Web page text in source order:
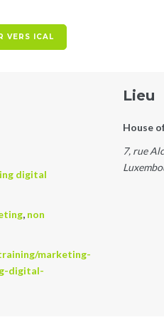
VERS ICAL
digital
, non
marketing-
digital-
Lieu
House
7, rue